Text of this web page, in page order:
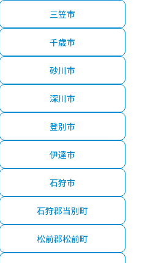
三笠市
千歳市
砂川市
深川市
登別市
伊達市
石狩市
石狩郡当別町
松前郡松前町